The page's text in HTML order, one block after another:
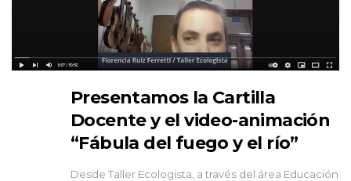
Presentamos la Cartilla
Docente y el video-animación
“Fábula del fuego y el río”
Desde Taller Ecologista, a través del área Educación